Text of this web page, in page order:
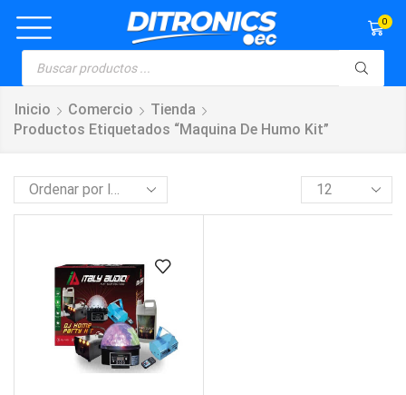
0
Inicio Comercio
Tienda
Productos Etiquetados “maquina De Humo Kit”